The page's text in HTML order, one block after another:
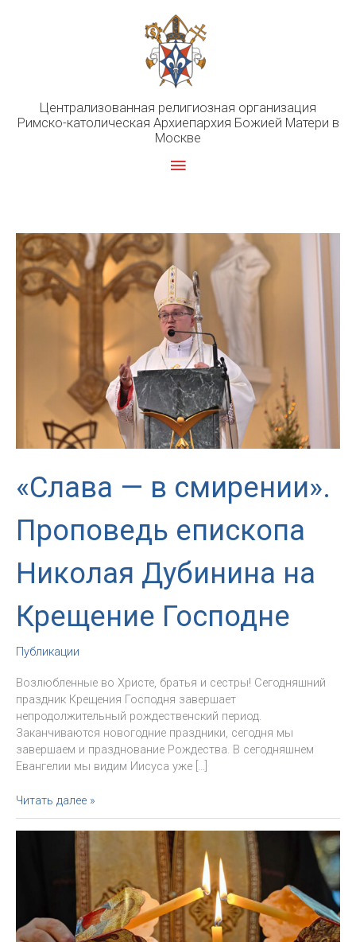
Централизованная религиозная организация
Римско-католическая Архиепархия Божией Матери в
Москве
Главное
«Слава — в смирении».
Проповедь епископа
Николая Дубинина на
Крещение Господне
Публикации
Возлюбленные во Христе, братья и сестры! Сегодняшний
праздник Крещения Господня завершает
непродолжительный рождественский период.
Заканчиваются новогодние праздники, сегодня мы
завершаем и празднование Рождества. В сегодняшнем
Евангелии мы видим Иисуса уже […]
«Слава
—
в
Дубинина
на
Читать далее »